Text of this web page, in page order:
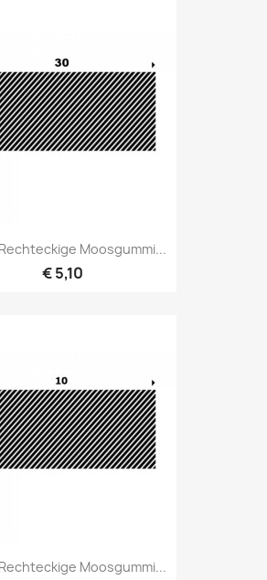
Moosgummi...
€ 5,10
Moosgummi...